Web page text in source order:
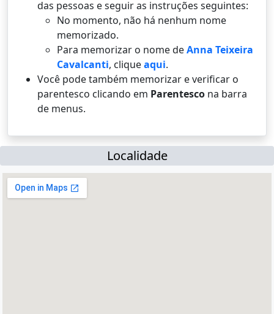
das pessoas e seguir as instruções seguintes:
No momento, não há nenhum nome
memorizado.
Para memorizar o nome deAnna Teixeira
Cavalcanti, cliqueaqui.
Você pode também memorizar e verificar o
parentesco clicando em Parentesco na barra
de menus.
Localidade